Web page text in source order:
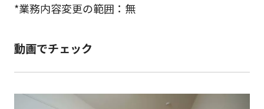
*業務内容変更の範囲：無
動画でチェック